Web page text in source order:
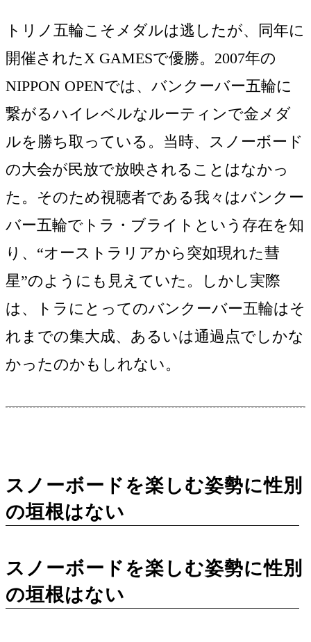
トリノ五輪こそメダルは逃したが、同年に
開催されたX GAMESで優勝。2007年の
NIPPON OPENでは、バンクーバー五輪に
繋がるハイレベルなルーティンで金メダ
ルを勝ち取っている。当時、スノーボード
の大会が民放で放映されることはなかっ
た。そのため視聴者である我々はバンクー
バー五輪でトラ・ブライトという存在を知
り、“オーストラリアから突如現れた彗
星”のようにも見えていた。しかし実際
は、トラにとってのバンクーバー五輪はそ
れまでの集大成、あるいは通過点でしかな
かったのかもしれない。
スノーボードを楽しむ姿勢に性別
の垣根はない
スノーボードを楽しむ姿勢に性別
の垣根はない